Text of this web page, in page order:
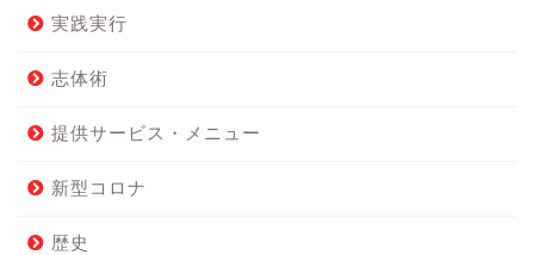
実践実行
志体術
提供サービス・メニュー
新型コロナ
歴史